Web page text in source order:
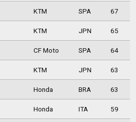
KTM SPA 67
KTM JPN 65
CF Moto SPA 64
KTM JPN 63
Honda BRA 63
Honda ITA 59